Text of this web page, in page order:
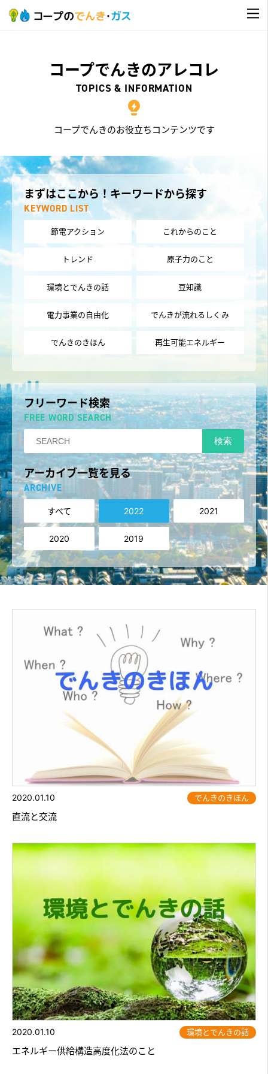
コープでんきのアレコレ
TOPICS & INFORMATION
コープでんきのお役立ちコンテンツです
まずはここから！キーワードから探す
KEYWORD LIST
節電アクション これからのこと
トレンド 原子力のこと
環境とでんきの話 豆知識
電力事業の自由化 でんきが流れるしくみ
でんきのきほん 再生可能エネルギー
フリーワード検索
FREE WORD SEARCH
検索
アーカイブ一覧を見る
ARCHIVE
すべて 2022 2021
2020 2019
2020.01.10 でんきのきほん
直流と交流
2020.01.10 環境とでんきの話
エネルギー供給構造高度化法のこと